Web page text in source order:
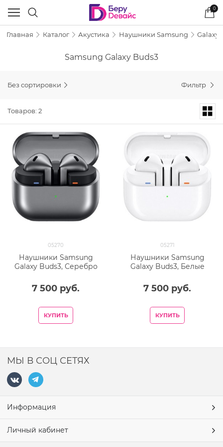
0
Главная Каталог Акустика Наушники Samsung Galaxy
Samsung Galaxy Buds3
Без сортировки Фильтр
Товаров: 2
05270
Наушники Samsung
Galaxy Buds3, Серебро
7 500 руб.
КУПИТЬ
05271
Наушники Samsung
Galaxy Buds3, Белые
7 500 руб.
КУПИТЬ
МЫ В СОЦ СЕТЯХ
Информация
Личный кабинет